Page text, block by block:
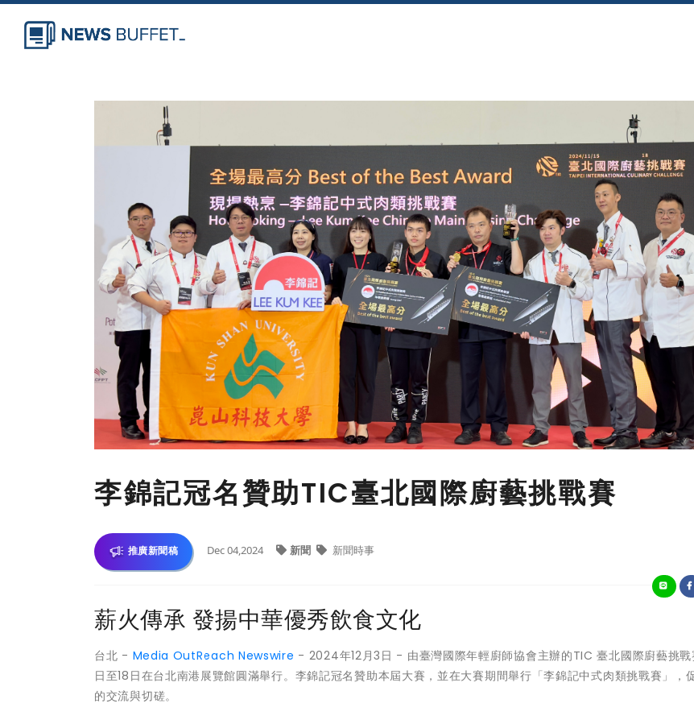
李錦記冠名贊助TIC臺北國際廚藝挑戰賽
推廣新聞稿 Dec 04,2024 新聞 新聞時事
薪火傳承 發揚中華優秀飲食文化
台北 - Media OutReach Newswire - 2024年12月3日 - 由臺灣國際年輕廚師協會主辦的TIC 臺北國際廚藝挑戰
日至18日在台北南港展覽館圓滿舉行。李錦記冠名贊助本屆大賽，並在大賽期間舉行「李錦記中式肉類挑戰賽」，
的交流與切磋。